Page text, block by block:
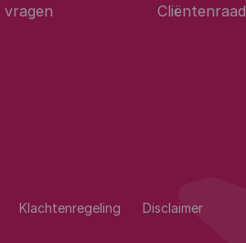
vragen
Cliëntenraad
Klachtenregeling Disclaimer